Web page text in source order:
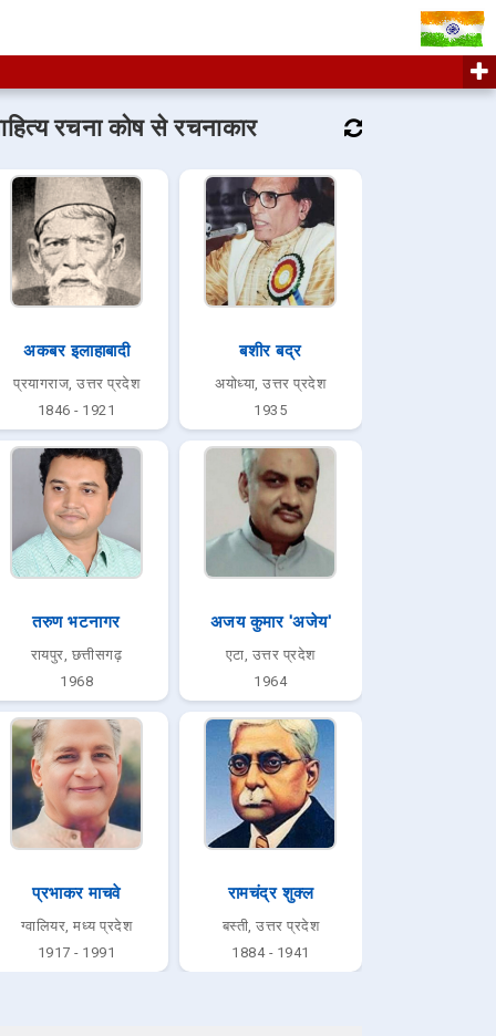
रचना कोष से रचनाकार
अकबर इलाहाबादी
प्रयागराज, उत्तर प्रदेश
1846 - 1921
बशीर बद्र
अयोध्या, उत्तर प्रदेश
1935
तरुण भटनागर
रायपुर, छत्तीसगढ़
1968
अजय कुमार 'अजेय'
एटा, उत्तर प्रदेश
1964
प्रभाकर माचवे
ग्वालियर, मध्य प्रदेश
1917 - 1991
रामचंद्र शुक्ल
बस्ती, उत्तर प्रदेश
1884 - 1941